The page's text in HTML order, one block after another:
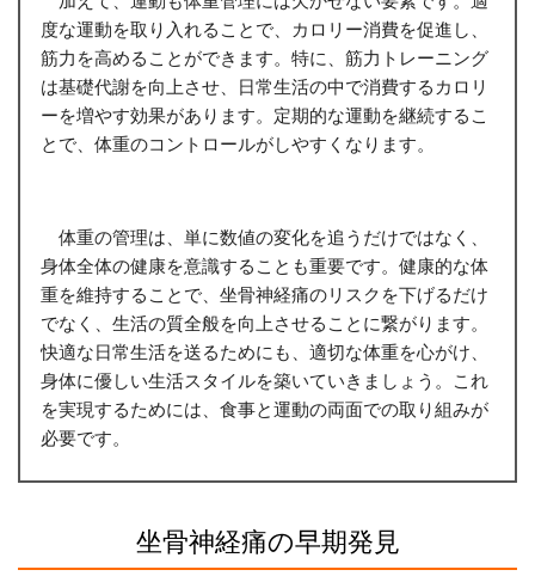
度な運動を取り入れることで、カロリー消費を促進し、
筋力を高めることができます。特に、筋力トレーニング
は基礎代謝を向上させ、日常生活の中で消費するカロリ
ーを増やす効果があります。定期的な運動を継続するこ
とで、体重のコントロールがしやすくなります。
体重の管理は、単に数値の変化を追うだけではなく、
身体全体の健康を意識することも重要です。健康的な体
重を維持することで、坐骨神経痛のリスクを下げるだけ
でなく、生活の質全般を向上させることに繋がります。
快適な日常生活を送るためにも、適切な体重を心がけ、
身体に優しい生活スタイルを築いていきましょう。これ
を実現するためには、食事と運動の両面での取り組みが
必要です。
坐骨神経痛の早期発見